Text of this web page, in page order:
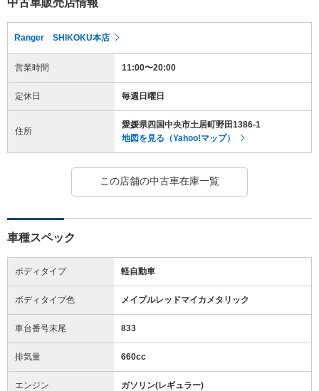
Ranger SHIKOKU本店
営業時間 11:00〜20:00
定休日 毎週日曜日
住所
愛媛県四国中央市土居町野田1386-1
地図を見る（Yahoo!マップ）
この店舗の中古車在庫一覧
車種スペック
ボディタイプ 軽自動車
ボディタイプ色 メイプルレッドマイカメタリック
車台番号末尾 833
排気量 660cc
エンジン ガソリン(レギュラー)